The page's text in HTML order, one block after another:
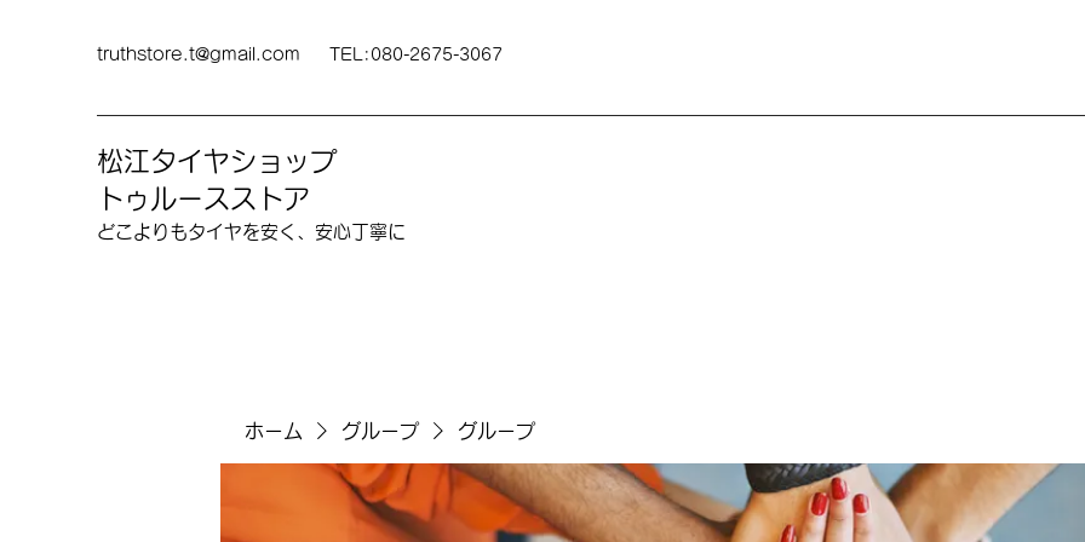
truthstore.t@gmail.com TEL:080-2675-3067
松江タイヤショップ
トゥルースストア
どこよりも​タイヤを安く、安心丁寧に
ホーム グループ グループ